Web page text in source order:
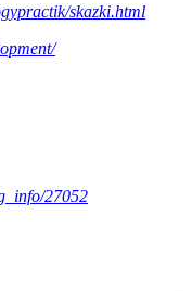
skazki.html
27052